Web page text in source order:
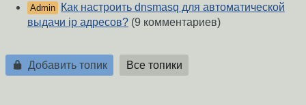
Admin
Как настроить dnsmasq для автоматической
выдачи ip адресов? (9 комментариев)
Добавить топик Все топики